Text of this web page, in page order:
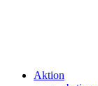
Aktion